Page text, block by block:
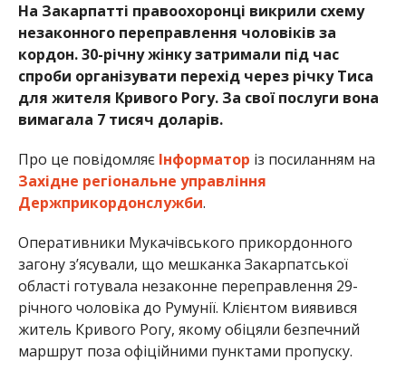
На Закарпатті правоохоронці викрили схему
незаконного переправлення чоловіків за
кордон. 30-річну жінку затримали під час
спроби організувати перехід через річку Тиса
для жителя Кривого Рогу. За свої послуги вона
вимагала 7 тисяч доларів.
Про це повідомляє Інформатор із посиланням на
Західне регіональне управління
Держприкордонслужби.
Оперативники Мукачівського прикордонного
загону з’ясували, що мешканка Закарпатської
області готувала незаконне переправлення 29-
річного чоловіка до Румунії. Клієнтом виявився
житель Кривого Рогу, якому обіцяли безпечний
маршрут поза офіційними пунктами пропуску.